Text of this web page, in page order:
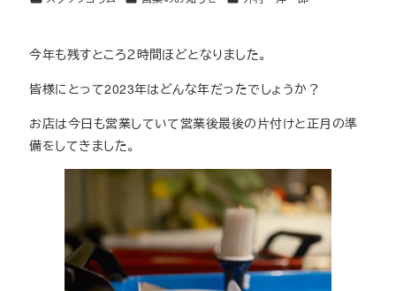
者
今年も残すところ２時間ほどとなりました。
皆様にとって2023年はどんな年だったでしょうか？
お店は今日も営業していて営業後最後の片付けと正月の準
備をしてきました。